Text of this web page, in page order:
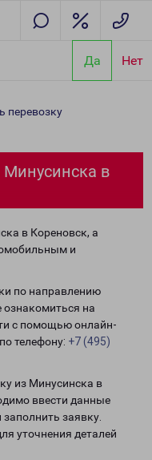
Да Нет
перевозку
Минусинска в
в Кореновск, а
и
по направлению
на
с помощью онлайн-
телефону: +7 (495)
из Минусинска в
ввести данные
заявку.
уточнения деталей